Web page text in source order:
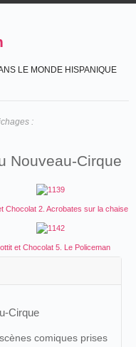
LE MONDE HISPANIQUE
:
Nouveau-Cirque
Chocolat 2. Acrobates sur la chaise
et Chocolat 5. Le Policeman
Cirque
comiques prises